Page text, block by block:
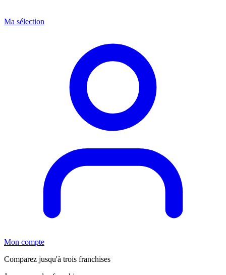
Ma sélection
Mon compte
Comparez jusqu'à trois franchises